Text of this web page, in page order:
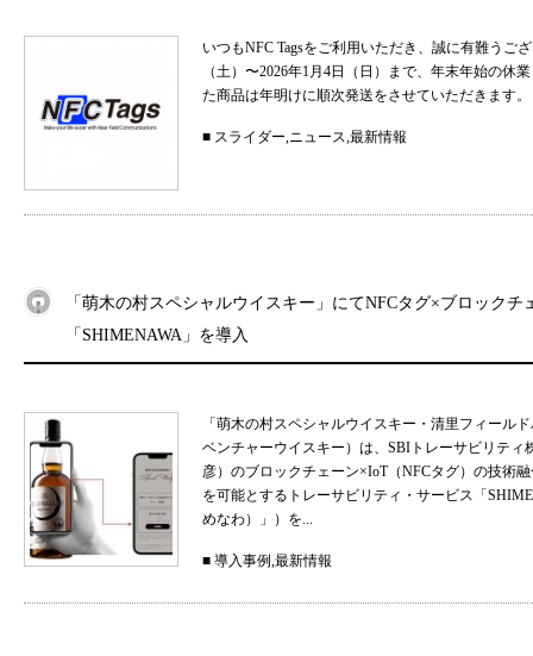
いつもNFC Tagsをご利用いただき、誠に有難う
（土）〜2026年1月4日（日）まで、年末年始の
た商品は年明けに順次発送をさせていただきます
■ スライダー,ニュース,最新情報
「萌木の村スペシャルウイスキー」にてNFCタグ×ブロックチ
「SHIMENAWA」を導入
「萌木の村スペシャルウイスキー・清里フィール
ベンチャーウイスキー）は、SBIトレーサビリテ
彦）のブロックチェーン×IoT（NFCタグ）の技術
を可能とするトレーサビリティ・サービス「
めなわ）」）を...
■ 導入事例,最新情報